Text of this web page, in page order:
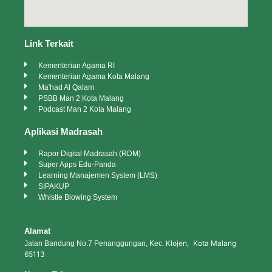
Link Terkait
Kementerian Agama RI
Kementerian Agama Kota Malang
Ma'had Al Qalam
PSBB Man 2 Kota Malang
Podcast Man 2 Kota Malang
Aplikasi Madrasah
Rapor Digital Madrasah (RDM)
Super Apps Edu-Panda
Learning Manajemen System (LMS)
SIPAKUP
Whistle Blowing System
Alamat
Jalan Bandung No.7 Penanggungan, Kec. Klojen, Kota Malang
65113